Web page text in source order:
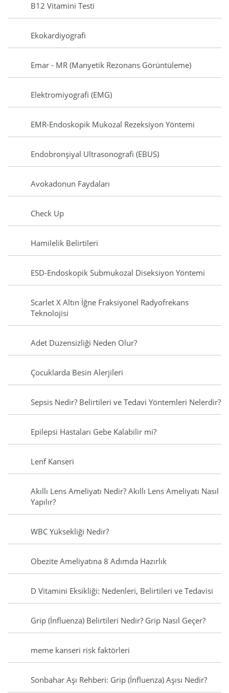
B12 Vitamini Testi
Ekokardiyografi
Emar - MR (Manyetik Rezonans Görüntüleme)
Elektromiyografi (EMG)
EMR-Endoskopik Mukozal Rezeksiyon Yöntemi
Endobronşiyal Ultrasonografi (EBUS)
Avokadonun Faydaları
Check Up
Hamilelik Belirtileri
ESD-Endoskopik Submukozal Diseksiyon Yöntemi
Scarlet X Altın İğne Fraksiyonel Radyofrekans
Teknolojisi
Adet Düzensizliği Neden Olur?
Çocuklarda Besin Alerjileri
Sepsis Nedir? Belirtileri ve Tedavi Yöntemleri Nelerdir?
Epilepsi Hastaları Gebe Kalabilir mi?
Lenf Kanseri
Akıllı Lens Ameliyatı Nedir? Akıllı Lens Ameliyatı Nasıl
Yapılır?
WBC Yüksekliği Nedir?
Obezite Ameliyatına 8 Adımda Hazırlık
D Vitamini Eksikliği: Nedenleri, Belirtileri ve Tedavisi
Grip (İnfluenza) Belirtileri Nedir? Grip Nasıl Geçer?
meme kanseri risk faktörleri
Sonbahar Aşı Rehberi: Grip (İnfluenza) Aşısı Nedir?